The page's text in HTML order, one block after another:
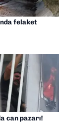
felaket
can pazarı!